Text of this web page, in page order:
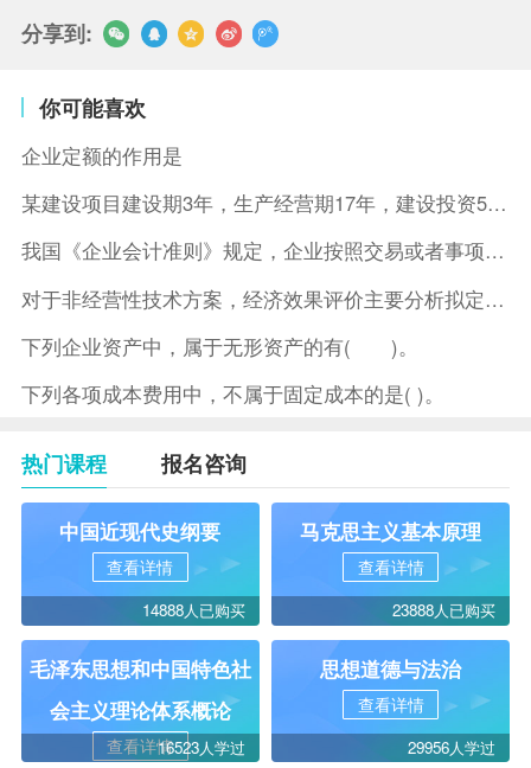
分享到:
你可能喜欢
企业定额的作用是
某建设项目建设期3年，生产经营期17年，建设投资5500万元
我国《企业会计准则》规定，企业按照交易或者事项的经济特征确定
对于非经营性技术方案，经济效果评价主要分析拟定方案的( )。
下列企业资产中，属于无形资产的有( )。
下列各项成本费用中，不属于固定成本的是( )。
热门课程 报名咨询
中国近现代史纲要
查看详情
14888人已购买
马克思主义基本原理
查看详情
23888人已购买
毛泽东思想和中国特色社
会主义理论体系概论
查看详情16523人学过
思想道德与法治
查看详情
29956人学过